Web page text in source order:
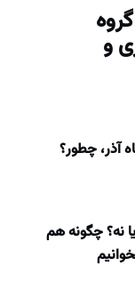
و
آذر، چطور؟
نه؟ چگونه هم